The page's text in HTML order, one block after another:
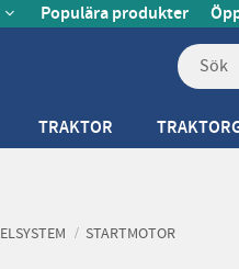
Populära produkter
TRAKTOR
ELSYSTEM STARTMOTOR